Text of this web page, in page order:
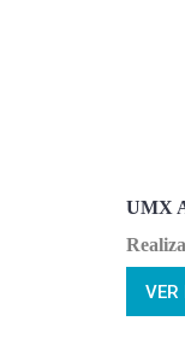
UMX
VER